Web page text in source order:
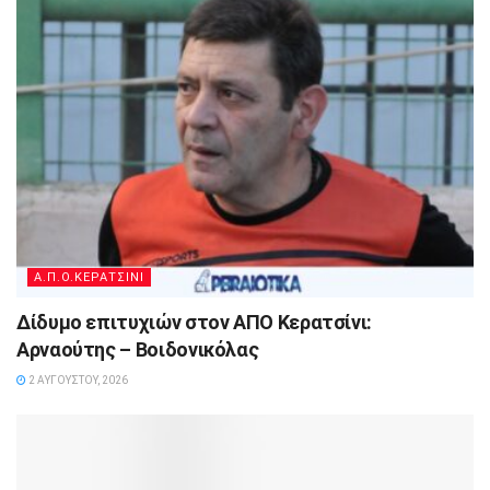
Α.Π.Ο.ΚΕΡΑΤΣΙΝΙ
Δίδυμο επιτυχιών στον ΑΠΟ Κερατσίνι:
Αρναούτης – Βοιδονικόλας
2 ΑΥΓΟΎΣΤΟΥ, 2026